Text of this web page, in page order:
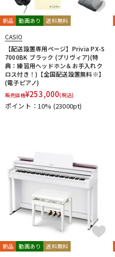
新品 動画あり 送料無料
CASIO
【配送設置専用ページ】Privia PX-S
7000BK ブラック (プリヴィア)(特
典：練習用ヘッドホン＆お手入れク
ロス付き！)【全国配送設置無料※】
(電子ピアノ)
販売価格¥253,000(税込)
ポイント：10% (23000pt)
新品 動画あり 送料無料